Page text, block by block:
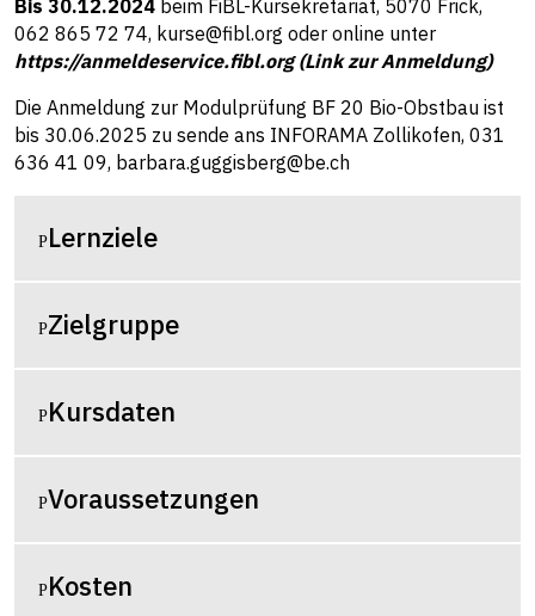
Bis 30.12.2024 beim FiBL-Kursekretariat, 5070 Frick,
062 865 72 74, kurse@fibl.org oder online unter
https://anmeldeservice.fibl.org (Link zur Anmeldung)
Die Anmeldung zur Modulprüfung BF 20 Bio-Obstbau ist
bis 30.06.2025 zu sende ans INFORAMA Zollikofen, 031
636 41 09, barbara.guggisberg@be.ch
Lernziele
Zielgruppe
Kursdaten
Voraussetzungen
Kosten